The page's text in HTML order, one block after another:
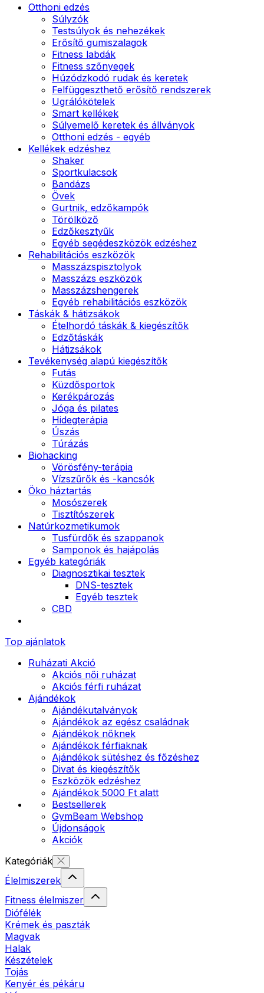
Otthoni edzés
Súlyzók
Testsúlyok és nehezékek
Erősítő gumiszalagok
Fitness labdák
Fitness szőnyegek
Húzódzkodó rudak és keretek
Felfüggeszthető erősítő rendszerek
Ugrálókötelek
Smart kellékek
Súlyemelő keretek és állványok
Otthoni edzés - egyéb
Kellékek edzéshez
Shaker
Sportkulacsok
Bandázs
Övek
Gurtnik, edzőkampók
Törölköző
Edzőkesztyűk
Egyéb segédeszközök edzéshez
Rehabilitációs eszközök
Masszázspisztolyok
Masszázs eszközök
Masszázshengerek
Egyéb rehabilitációs eszközök
Táskák & hátizsákok
Ételhordó táskák & kiegészítők
Edzőtáskák
Hátizsákok
Tevékenység alapú kiegészítők
Futás
Küzdősportok
Kerékpározás
Jóga és pilates
Hidegterápia
Úszás
Túrázás
Biohacking
Vörösfény-terápia
Vízszűrők és -kancsók
Öko háztartás
Mosószerek
Tisztítószerek
Natúrkozmetikumok
Tusfürdők és szappanok
Samponok és hajápolás
Egyéb kategóriák
Diagnosztikai tesztek
DNS-tesztek
Egyéb tesztek
CBD
Top ajánlatok
Ruházati Akció
Akciós női ruházat
Akciós férfi ruházat
Ajándékok
Ajándékutalványok
Ajándékok az egész családnak
Ajándékok nőknek
Ajándékok férfiaknak
Ajándékok sütéshez és főzéshez
Divat és kiegészítők
Eszközök edzéshez
Ajándékok 5000 Ft alatt
Bestsellerek
GymBeam Webshop
Újdonságok
Akciók
Kategóriák
Élelmiszerek
Fitness élelmiszer
Diófélék
Krémek és paszták
Magvak
Halak
Készételek
Tojás
Kenyér és pékáru